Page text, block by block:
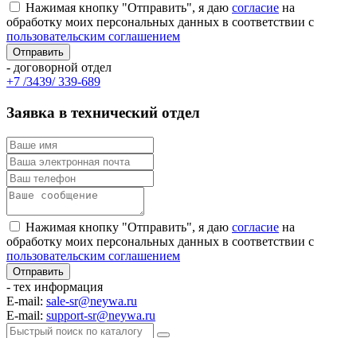
Нажимая кнопку "Отправить", я даю согласие на
обработку моих персональных данных в соответствии с
пользовательским соглашением
- договорной отдел
+7 /3439/ 339-689
Заявка в технический отдел
Нажимая кнопку "Отправить", я даю согласие на
обработку моих персональных данных в соответствии с
пользовательским соглашением
- тех информация
E-mail: sale-sr@neywa.ru
E-mail: support-sr@neywa.ru